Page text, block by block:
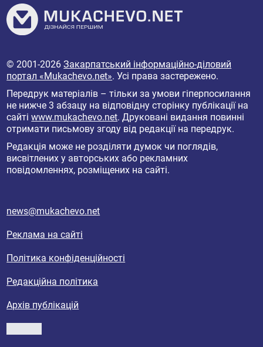
© 2001-2026Закарпатський інформаційно-діловий
портал «Mukachevo.net». Усі права застережено.
Передрук матеріалів – тільки за умови гіперпосилання
не нижче 3 абзацу на відповідну сторінку публікації на
сайтіwww.mukachevo.net. Друковані видання повинні
отримати письмову згоду від редакції на передрук.
Редакція може не розділяти думок чи поглядів,
висвітлених у авторських або рекламних
повідомленнях, розміщених на сайті.
news@mukachevo.net
Реклама на сайті
Політика конфіденційності
Редакційна політика
Архів публікацій